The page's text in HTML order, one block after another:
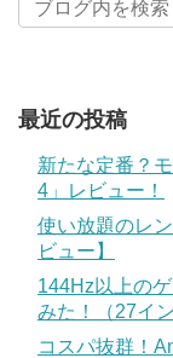
最近の投稿
新たな定番？
4」レビュー！
使い放題のレ
ビュー】
144Hz以上の
みた！（27イ
コスパ抜群！